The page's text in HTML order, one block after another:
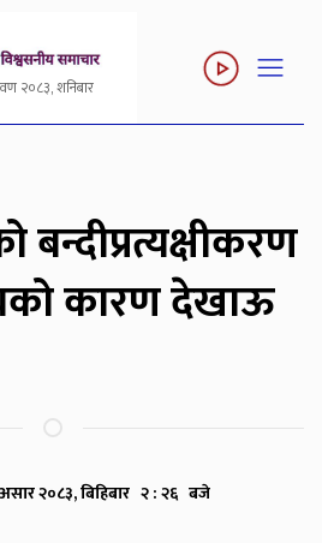
२०८३, शनिबार
बन्दीप्रत्यक्षीकरण
कारण देखाऊ
२०८३, बिहिबार २ : २६ बजे